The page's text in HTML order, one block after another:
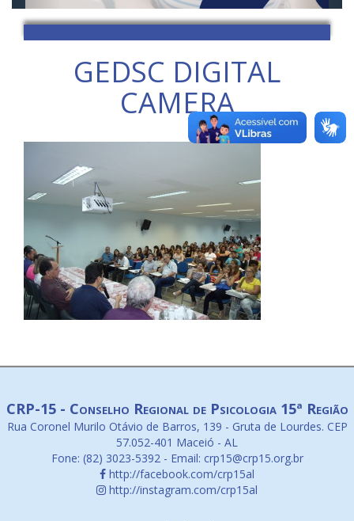
GEDSC DIGITAL
CAMERA
CRP-15 - Conselho Regional de Psicologia 15ª Região
Rua Coronel Murilo Otávio de Barros, 139 - Gruta de Lourdes. CEP
57.052-401 Maceió - AL
Fone: (82) 3023-5392 - Email: crp15@crp15.org.br
http://facebook.com/crp15al
http://instagram.com/crp15al